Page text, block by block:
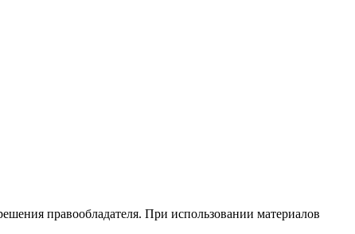
правообладателя. При использовании материалов